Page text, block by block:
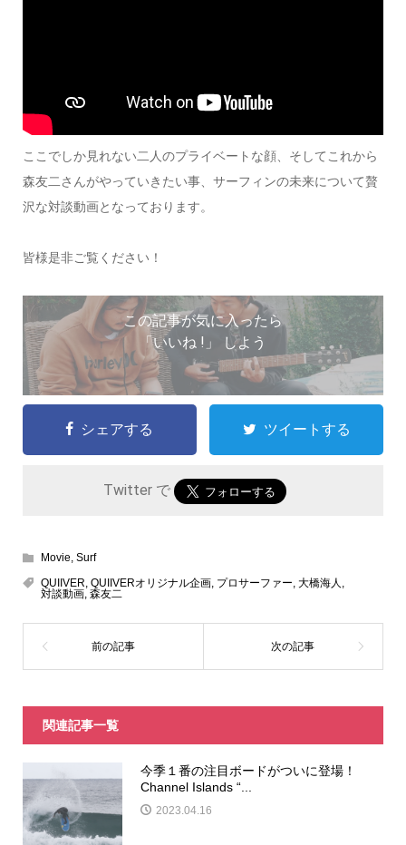
ここでしか見れない二人のプライベートな顔、そしてこれから
森友二さんがやっていきたい事、サーフィンの未来について贅
沢な対談動画となっております。
皆様是非ご覧ください！
この記事が気に入ったら
「いいね !」 しよう
シェアする ツイートする
Twitter で
Movie Surf
QUIIVER QUIIVERオリジナル企画, プロサーファー 大橋海人
対談動画, 森友二
関連記事一覧
今季１番の注目ボードがついに登場！
Channel Islands “...
2023.04.16